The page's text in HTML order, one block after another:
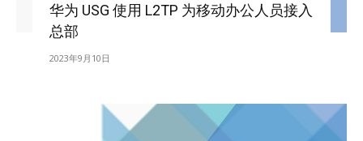
华为 USG 使用 L2TP 为移动办公人员接入
总部
2023年9月10日